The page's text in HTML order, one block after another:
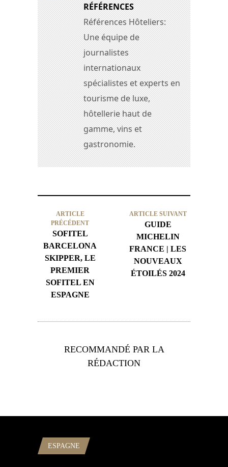
RÉFÉRENCES
Références Hôteliers:
Une équipe de
journalistes
internationaux
spécialistes et experts en
tourisme de luxe,
hôtellerie haut de
gamme, vins et
gastronomie.
ARTICLE
PRÉCÉDENT
SOFITEL
BARCELONA
SKIPPER, LE
PREMIER
SOFITEL EN
ESPAGNE
ARTICLE SUIVANT
GUIDE
MICHELIN
FRANCE | LES
NOUVEAUX
ÉTOILÉS 2024
RECOMMANDÉ PAR LA
RÉDACTION
ESPAGNE